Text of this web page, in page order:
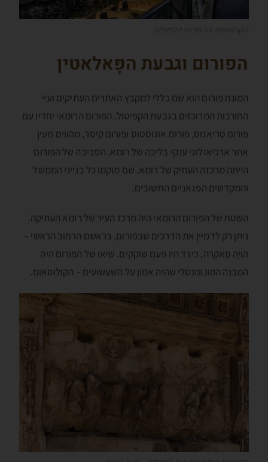
הפורום וגבעת הפָּאלאטין
המונח פורום הוא שם כללי למקבץ האתרים העתיקים ועיי
החורבות המרוכזים בגבעת הקפּיטול. הפורום הרומאי יחדיו עם
פורום טְריאנוס, פורום אוגוסטוס ופורום קיסר, מהווים מעין
אתר ארכיאולוגי ענקי בליבה של רומא. הסביבה של הפורום
הייתה מרכזה העתיק של רומא. שם מוקמו כל בנייני הממשל
והמקדשים הפּגאניים החשובים.
השטח של הפורום הרומאי היה מרכז העיר של רומא העתיקה.
ניתן רק לדמיין את הדרכים שבפורום, בראשם הרחוב הראשי –
הוִיָה סָאקְרה, כיצד היו פעם שוקקים. שיאו של הפורום היה
המבנה המונומנטלי שהיה אמון על השעשועים – הקולוסאום.